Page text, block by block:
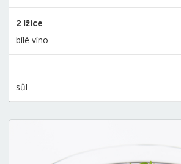
2 lžíce
bílé víno
sůl